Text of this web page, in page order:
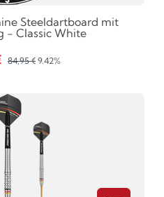
Steeldartboard mit
- Classic White
84,95 € 9.42%